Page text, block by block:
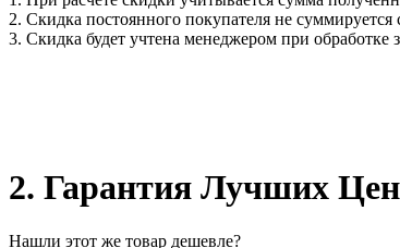
2. Скидка постоянного покупателя не
3. Скидка будет учтена менеджером при обработке
2. Гарантия Лучших Цен
Нашли этот же товар дешевле?